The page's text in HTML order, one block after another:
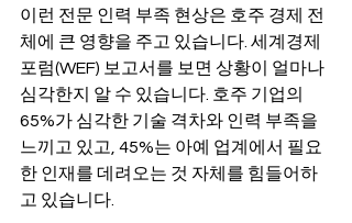
이런 전문 인력 부족 현상은 호주 경제 전
체에 큰 영향을 주고 있습니다. 세계경제
포럼(WEF) 보고서를 보면 상황이 얼마나
심각한지 알 수 있습니다. 호주 기업의
65%가 심각한 기술 격차와 인력 부족을
느끼고 있고, 45%는 아예 업계에서 필요
한 인재를 데려오는 것 자체를 힘들어하
고 있습니다.